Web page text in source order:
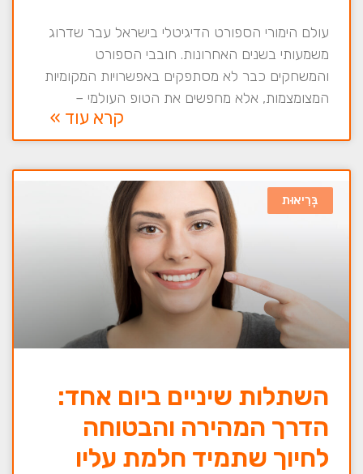
עולם הימורי הספורט הדיגיטלי בישראל עבר שדרוג
משמעותי בשנים האחרונות. חובבי הספורט
והמשחקים כבר לא מסתפקים באפשרויות המקומיות
המצומצמות, אלא מחפשים את הטופ העולמי –
קרא עוד »
בְּרִיאוּת
השתלות שיניים ביום אחד:
הדרך המהירה והבטוחה
לחיוך שתמיד חלמת עליו